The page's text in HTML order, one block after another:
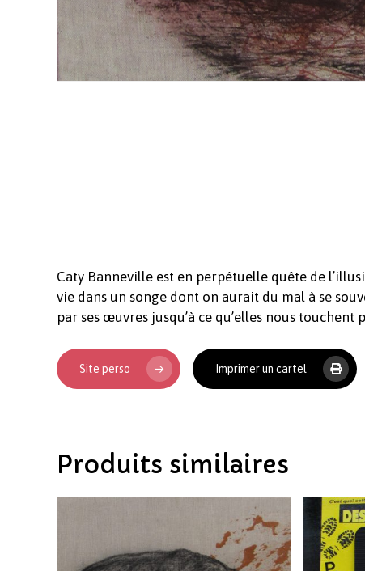
Caty Banneville est en perpétuelle quête de
vie dans un songe dont on aurait du mal à se
par ses œuvres jusqu’à ce qu’elles nous touchent
Site perso Imprimer un cartel
Produits similaires